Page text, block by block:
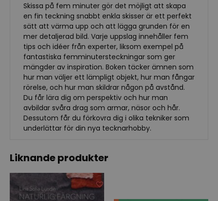
Skissa på fem minuter gör det möjligt att skapa
en fin teckning snabbt enkla skisser är ett perfekt
sätt att värma upp och att lägga grunden för en
mer detaljerad bild. Varje uppslag innehåller fem
tips och idéer från experter, liksom exempel på
fantastiska femminutersteckningar som ger
mängder av inspiration. Boken täcker ämnen som
hur man väljer ett lämpligt objekt, hur man fångar
rörelse, och hur man skildrar någon på avstånd.
Du får lära dig om perspektiv och hur man
avbildar svåra drag som armar, näsor och hår.
Dessutom får du förkovra dig i olika tekniker som
underlättar för din nya tecknarhobby.
Liknande produkter